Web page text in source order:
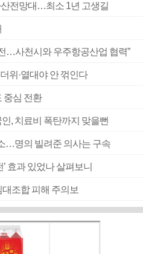
산전망대…최소 1년 고생길
…사천시와 우주항공산업 협력”
위·열대야 안 꺾인다
중심 전환
, 치료비 폭탄까지 맞을뻔
…명의 빌려준 의사는 구속
효과 있었나 살펴보니
조합 피해 주의보